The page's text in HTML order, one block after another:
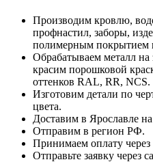
Производим кровлю,
профнастил, заборы,
полимерным покрытием
Обрабатываем металл на
красим порошковой
оттенков RAL, RR, NCS.
Изготовим детали по
цвета.
Доставим в Ярославле
Отправим в регион РФ.
Принимаем оплату
Отправьте заявку через